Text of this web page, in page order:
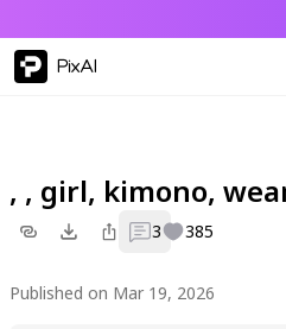
PixAI
, , girl, kimono,
3 385
Published on Mar 19, 2026